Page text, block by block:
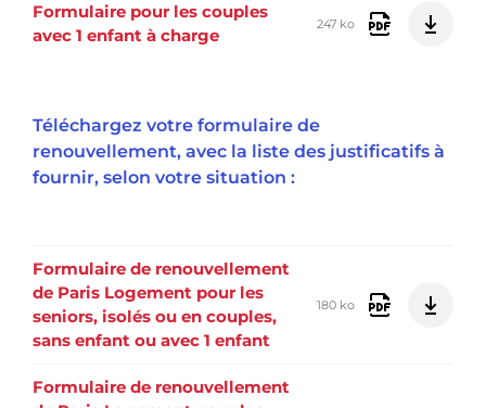
Formulaire pour les couples
avec 1 enfant à charge
247 ko
Téléchargez votre formulaire de
renouvellement, avec la liste des justificatifs à
fournir, selon votre situation :
Formulaire de renouvellement
de Paris Logement pour les
seniors, isolés ou en couples,
sans enfant ou avec 1 enfant
180 ko
Formulaire de renouvellement